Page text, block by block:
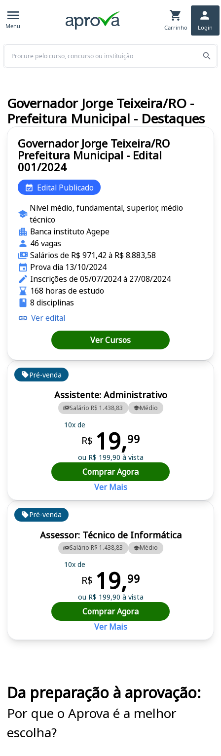
Menu Carrinho Login
Buscar
Pré-venda
Assessor: Técnico de Informática
Salário R$ 1.438,83 Médio
10x de
R$ 19,99
ou R$ 199,90 à vista
Comprar Agora
Ver Mais
Pré-venda
Assistente: Administrativo
Salário R$ 1.438,83 Médio
10x de
R$ 19,99
ou R$ 199,90 à vista
Comprar Agora
Ver Mais
Governador Jorge Teixeira/RO
Prefeitura Municipal - Edital
001/2024
Edital Publicado
Nível médio, fundamental, superior, médio
técnico
Banca instituto Agepe
46 vagas
Salários de R$ 971,42 à R$ 8.883,58
Prova dia 13/10/2024
Inscrições de 05/07/2024 à 27/08/2024
168 horas de estudo
8 disciplinas
Ver edital
Ver Cursos
Governador Jorge Teixeira/RO -
Prefeitura Municipal - Destaques
Da preparação à aprovação:
Por que o Aprova é a melhor
escolha?